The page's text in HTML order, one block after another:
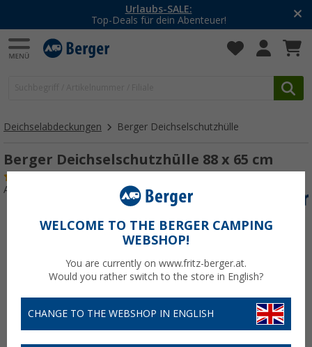
Urlaubs-SALE:
Top-Deals für dein Abenteuer!
Deichselabdeckungen Berger Deichselschutzhülle
Berger Deichselschutzhülle 88 x 65 cm
Art.-Nr.: 131320
WELCOME TO THE BERGER CAMPING
WEBSHOP!
You are currently on www.fritz-berger.at.
Would you rather switch to the store in English?
CHANGE TO THE WEBSHOP IN ENGLISH